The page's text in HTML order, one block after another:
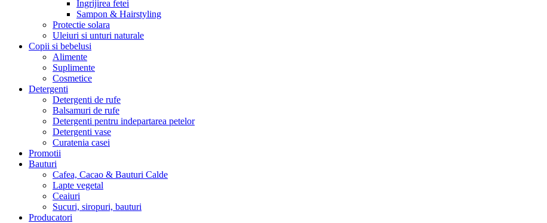
Ingrijirea fetei
Sampon & Hairstyling
Protectie solara
Uleiuri si unturi naturale
Copii si bebelusi
Alimente
Suplimente
Cosmetice
Detergenti
Detergenti de rufe
Balsamuri de rufe
Detergenti pentru indepartarea petelor
Detergenti vase
Curatenia casei
Promotii
Bauturi
Cafea, Cacao & Bauturi Calde
Lapte vegetal
Ceaiuri
Sucuri, siropuri, bauturi
Producatori